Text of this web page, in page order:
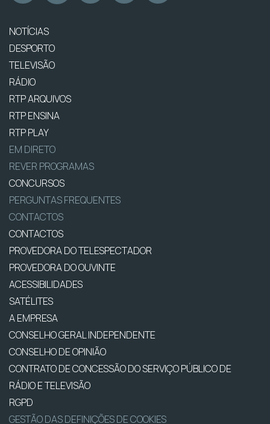
NOTÍCIAS
DESPORTO
TELEVISÃO
RÁDIO
RTP ARQUIVOS
RTP ENSINA
RTP PLAY
EM DIRETO
REVER PROGRAMAS
CONCURSOS
PERGUNTAS FREQUENTES
CONTACTOS
CONTACTOS
PROVEDORA DO TELESPECTADOR
PROVEDORA DO OUVINTE
ACESSIBILIDADES
SATÉLITES
A EMPRESA
CONSELHO GERAL INDEPENDENTE
CONSELHO DE OPINIÃO
CONTRATO DE CONCESSÃO DO SERVIÇO PÚBLICO DE
RÁDIO E TELEVISÃO
RGPD
GESTÃO DAS DEFINIÇÕES DE COOKIES